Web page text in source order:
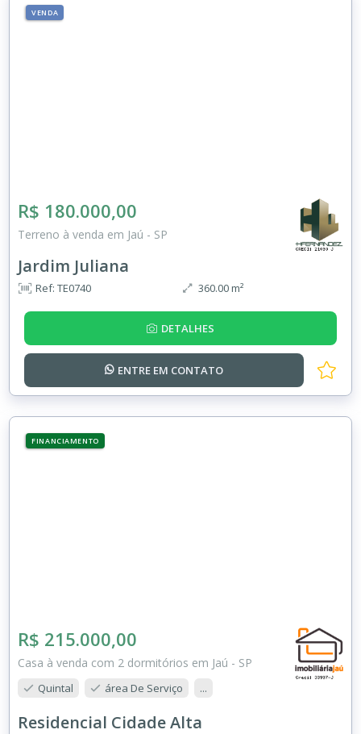
VENDA
R$ 180.000,00
Terreno à venda em Jaú - SP
Jardim Juliana
Ref: TE0740 360.00 m²
DETALHES
ENTRE EM CONTATO
FINANCIAMENTO
R$ 215.000,00
Casa à venda com 2 dormitórios em Jaú - SP
Quintal área De Serviço ...
Residencial Cidade Alta